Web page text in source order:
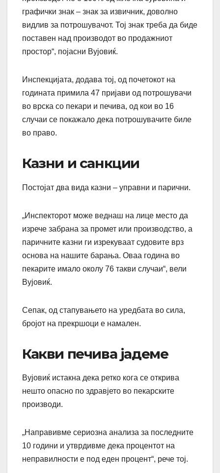
графички знак – знак за извичник, доволно
видлив за потрошувачот. Тој знак треба да биде
поставен над производот во продажниот
простор“, појасни Вујовиќ.
Инспекцијата, додава тој, од почетокот на
годината примила 47 пријави од потрошувачи
во врска со пекари и печива, од кои во 16
случаи се покажало дека потрошувачите биле
во право.
Казни и санкции
Постојат два вида казни – управни и парични.
„Инспекторот може веднаш на лице место да
изрече забрана за промет или производство, а
паричните казни ги изрекуваат судовите врз
основа на нашите барања. Оваа година во
пекарите имало околу 76 такви случаи“, вели
Вујовиќ.
Сепак, од стапувањето на уредбата во сила,
бројот на прекршоци е намален.
Какви печива јадеме
Вујовиќ истакна дека ретко кога се открива
нешто опасно по здравјето во пекарските
производи.
„Направивме сериозна анализа за последните
10 години и утврдивме дека процентот на
неправилности е под еден процент“, рече тој.